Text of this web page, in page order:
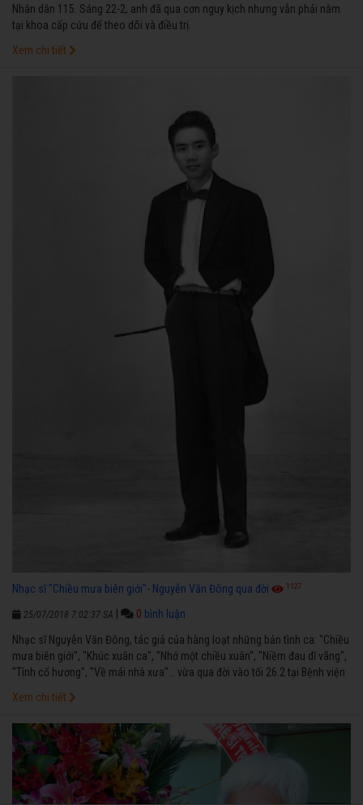
Nhân dân 115. Sáng 22-2, anh đã qua cơn nguy kịch nhưng vẫn phải nằm
tại khoa cấp cứu để theo dõi và điều trị.
Xem chi tiết
Nhạc sĩ "Chiều mưa biên giới"- Nguyễn Văn Đông qua đời 1127
25/07/2018 7:02:37 SA 0 bình luận
Nhạc sĩ Nguyễn Văn Đông, tác giả của hàng loạt những bản tình ca: "Chiều
mưa biên giới", "Khúc xuân ca", "Nhớ một chiều xuân", "Niềm đau dĩ vãng",
"Tình cố hương", "Về mái nhà xưa"… vừa qua đời vào tối 26.2 tại Bệnh viện
Xem chi tiết